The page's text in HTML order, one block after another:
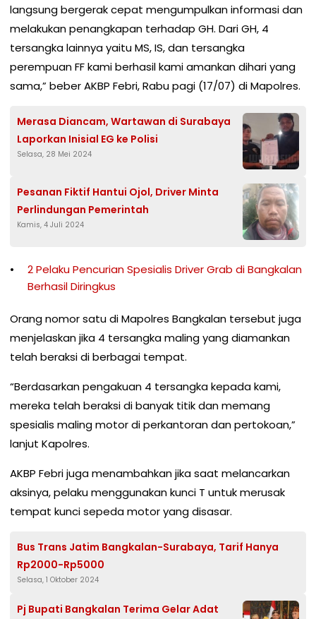
langsung bergerak cepat mengumpulkan informasi dan
melakukan penangkapan terhadap GH. Dari GH, 4
tersangka lainnya yaitu MS, IS, dan tersangka
perempuan FF kami berhasil kami amankan dihari yang
sama,” beber AKBP Febri, Rabu pagi (17/07) di Mapolres.
Merasa Diancam, Wartawan di Surabaya
Laporkan Inisial EG ke Polisi
Selasa, 28 Mei 2024
Pesanan Fiktif Hantui Ojol, Driver Minta
Perlindungan Pemerintah
Kamis, 4 Juli 2024
2 Pelaku Pencurian Spesialis Driver Grab di Bangkalan
Berhasil Diringkus
Orang nomor satu di Mapolres Bangkalan tersebut juga
menjelaskan jika 4 tersangka maling yang diamankan
telah beraksi di berbagai tempat.
“Berdasarkan pengakuan 4 tersangka kepada kami,
mereka telah beraksi di banyak titik dan memang
spesialis maling motor di perkantoran dan pertokoan,”
lanjut Kapolres.
AKBP Febri juga menambahkan jika saat melancarkan
aksinya, pelaku menggunakan kunci T untuk merusak
tempat kunci sepeda motor yang disasar.
Bus Trans Jatim Bangkalan-Surabaya, Tarif Hanya
Rp2000-Rp5000
Selasa, 1 Oktober 2024
Pj Bupati Bangkalan Terima Gelar Adat